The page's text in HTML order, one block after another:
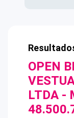
OPEN
LTDA -